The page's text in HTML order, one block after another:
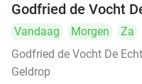
Godfried de Vocht
Vandaag Morgen Za
Godfried de Vocht De
Geldrop